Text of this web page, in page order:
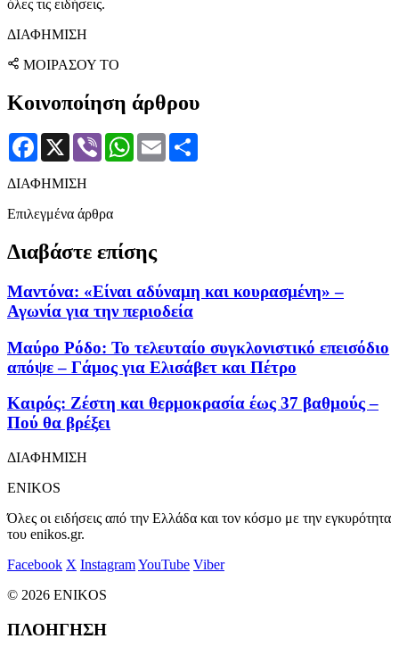
όλες τις ειδήσεις.
ΔΙΑΦΗΜΙΣΗ
ΜΟΙΡΑΣΟΥ ΤΟ
Κοινοποίηση άρθρου
Facebook
X Viber WhatsApp
Email
ΔΙΑΦΗΜΙΣΗ
Επιλεγμένα άρθρα
Διαβάστε επίσης
Μαντόνα: «Είναι αδύναμη και κουρασμένη» –
Αγωνία για την περιοδεία
Μαύρο Ρόδο: Το τελευταίο συγκλονιστικό επεισόδιο
απόψε – Γάμος για Ελισάβετ και Πέτρο
Καιρός: Ζέστη και θερμοκρασία έως 37 βαθμούς –
Πού θα βρέξει
ΔΙΑΦΗΜΙΣΗ
ENIKOS
Όλες οι ειδήσεις από την Ελλάδα και τον κόσμο με την εγκυρότητα
του enikos.gr.
Facebook X InstagramYouTube Viber
© 2026 ENIKOS
ΠΛΟΗΓΗΣΗ